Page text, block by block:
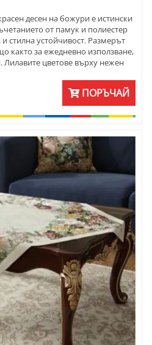
десен на божури е истински
от памук и полиестер
стилна устойчивост. Размерът
както за ежедневно използване,
Лилавите цветове върху нежен
свеж контраст, който носи
. Подходящо за винтидж
каре се съчетава прекрасно с
и текстил в
тонове.
ПОРЪЧАЙ